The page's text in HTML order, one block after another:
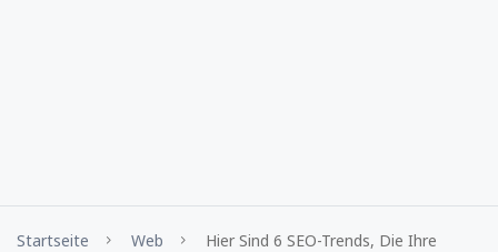
Startseite Web
Hier Sind 6 SEO-Trends, Die Ihre